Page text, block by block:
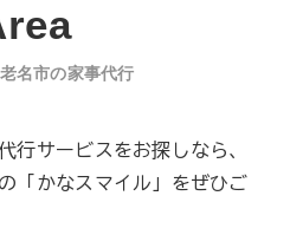
名市の家事代行
行サービスをお探しなら、
「かなスマイル」をぜひご